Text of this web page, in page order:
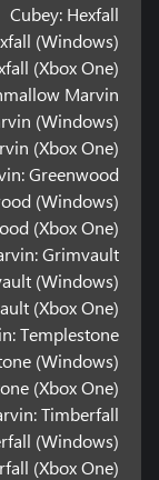
Cubey: Hexfall
(Windows)
(Xbox One)
Marvin
(Windows)
(Xbox One)
Greenwood
(Windows)
(Xbox One)
Grimvault
(Windows)
(Xbox One)
Templestone
(Windows)
(Xbox One)
Timberfall
(Windows)
(Xbox One)